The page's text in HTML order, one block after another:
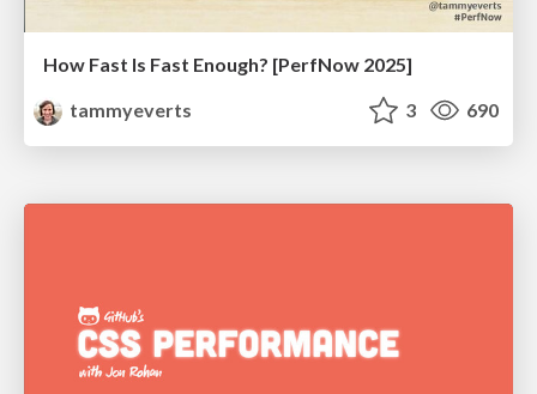
How Fast Is Fast Enough? [PerfNow 2025]
tammyeverts
3 690